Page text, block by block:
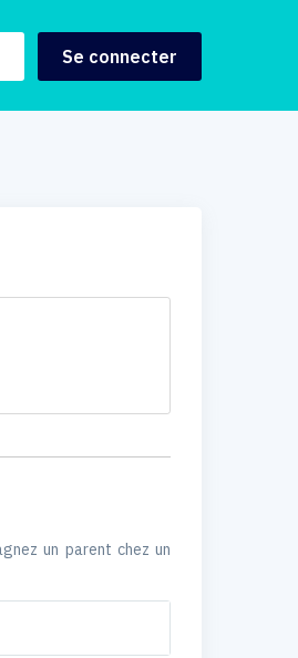
Se connecter
un parent chez un